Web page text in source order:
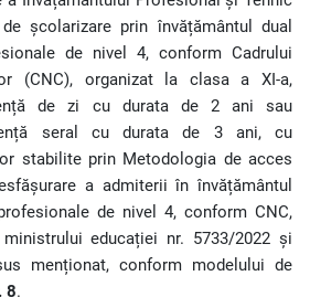
școlarizare prin învățământul dual
de nivel 4, conform Cadrului
(CNC), organizat la clasa a XI-a,
de zi cu durata de 2 ani sau
seral cu durata de 3 ani, cu
stabilite prin Metodologia de acces
a admiterii în învățământul
de nivel 4, conform CNC,
educației nr. 5733/2022 și
menționat, conform modelului de
8.